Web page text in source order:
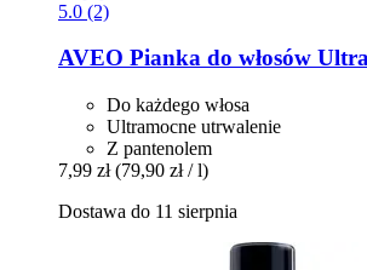
5.0 (2)
AVEO Pianka do włosów
Do każdego włosa
Ultramocne utrwalenie
Z pantenolem
7,99 zł (79,90 zł / l)
Dostawa do 11 sierpnia